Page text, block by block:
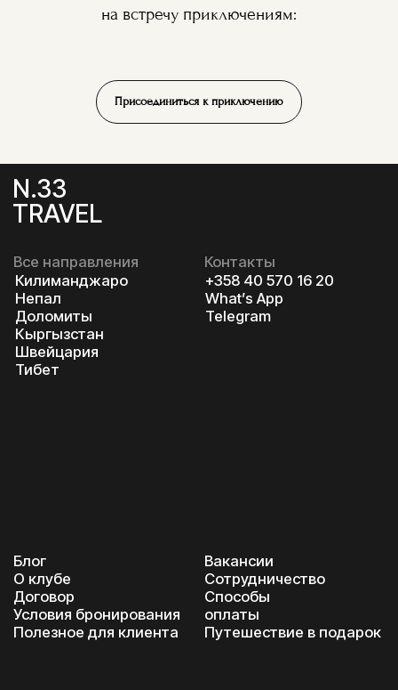
на встречу приключениям:
Присоединиться к приключению